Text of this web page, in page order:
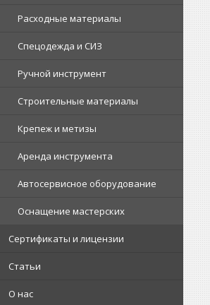
Расходные материалы
Спецодежда и СИЗ
Ручной инструмент
Строительные материалы
Крепеж и метизы
Аренда инструмента
Автосервисное оборудование
Оснащение мастерских
Сертификаты и лицензии
Статьи
О нас